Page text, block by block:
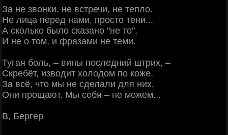
За не звонки, не встречи, не тепло.
Не лица перед нами, просто тени...
А сколько было сказано "не то",
И не о том, и фразами не теми.
Тугая боль, – вины последний штрих, –
Скребёт, изводит холодом по коже.
За всё, что мы не сделали для них,
Они прощают. Мы себя – не можем...
В, Бергер